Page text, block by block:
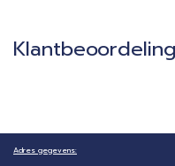
Adres gegevens: